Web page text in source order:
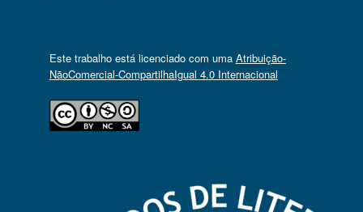
Este trabalho está licenciado com uma Atribuição-
NãoComercial-CompartilhaIgual 4.0 Internacional